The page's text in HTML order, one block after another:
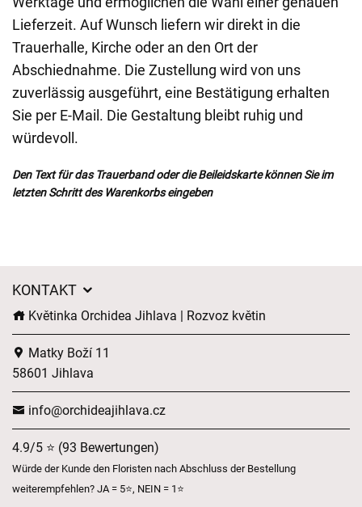
Lieferzeit. Auf Wunsch liefern wir direkt in die
Trauerhalle, Kirche oder an den Ort der
Abschiednahme. Die Zustellung wird von uns
zuverlässig ausgeführt, eine Bestätigung erhalten
Sie per E-Mail. Die Gestaltung bleibt ruhig und
würdevoll.
Den Text für das Trauerband oder die Beileidskarte können Sie im
letzten Schritt des Warenkorbs eingeben
KONTAKT
Květinka Orchidea Jihlava | Rozvoz květin
Matky Boží 11
58601 Jihlava
info@orchideajihlava.cz
4.9/5 ⭐ (93 Bewertungen)
Würde der Kunde den Floristen nach Abschluss der Bestellung
weiterempfehlen? JA = 5⭐, NEIN = 1⭐